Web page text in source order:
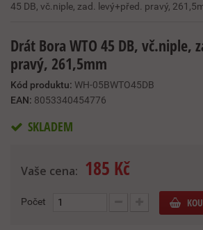
45 DB, vč.niple, zad. levý+před. pravý,
Drát Bora WTO 45 DB, vč.niple,
pravý, 261,5mm
Kód produktu: WH-05BWTO45DB
EAN: 8053340454776
SKLADEM
Vaše cena: 185 Kč
Počet